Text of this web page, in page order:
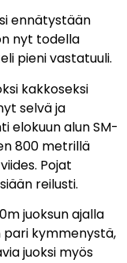
ennätystään
nyt todella
pieni vastatuuli.
kakkoseksi
selvä ja
elokuun alun SM-
800 metrillä
Pojat
reilusti.
juoksun ajalla
pari kymmenystä,
juoksi myös